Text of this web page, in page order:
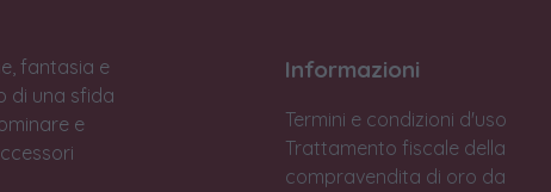
fantasia e
di una sfida
e
Informazioni
Termini e condizioni d'uso
Trattamento fiscale della
compravendita di oro da